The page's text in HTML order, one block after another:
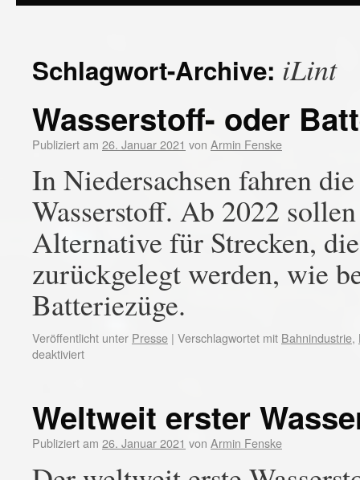
Schlagwort-Archive: iLint
Wasserstoff- oder
Publiziert am 26. Januar 2021 von Armin Fenske
In Niedersachsen fahren
Wasserstoff. Ab 2022
Alternative für Strecken,
zurückgelegt werden, wie
Batteriezüge.
Veröffentlicht unter Presse | Verschlagwortet mit Bahnindustrie,
deaktiviert
Weltweit erster
Publiziert am 26. Januar 2021 von Armin Fenske